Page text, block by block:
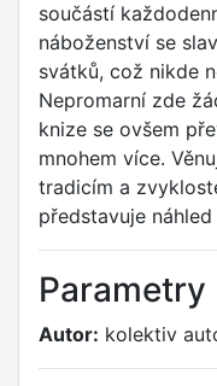
součástí
náboženství se
svátků, což nikde
Nepromarní zde
knize se ovšem
mnohem více.
tradicím a
představuje
Parametry
Autor: kolektiv